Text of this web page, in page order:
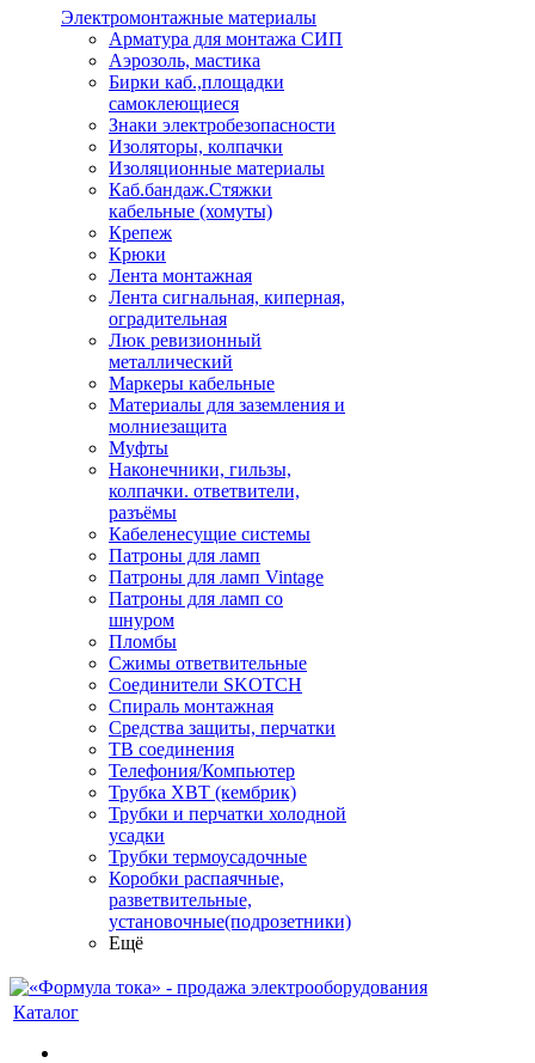
Электромонтажные материалы
Арматура для монтажа СИП
Аэрозоль, мастика
Бирки каб.,площадки
самоклеющиеся
Знаки электробезопасности
Изоляторы, колпачки
Изоляционные материалы
Каб.бандаж.Стяжки
кабельные (хомуты)
Крепеж
Крюки
Лента монтажная
Лента сигнальная, киперная,
оградительная
Люк ревизионный
металлический
Маркеры кабельные
Материалы для заземления и
молниезащита
Муфты
Наконечники, гильзы,
колпачки. ответвители,
разъёмы
Кабеленесущие системы
Патроны для ламп
Патроны для ламп Vintage
Патроны для ламп со
шнуром
Пломбы
Сжимы ответвительные
Соединители SKOTCH
Спираль монтажная
Средства защиты, перчатки
ТВ соединения
Телефония/Компьютер
Трубка ХВТ (кембрик)
Трубки и перчатки холодной
усадки
Трубки термоусадочные
Коробки распаячные,
разветвительные,
установочные(подрозетники)
Ещё
Каталог